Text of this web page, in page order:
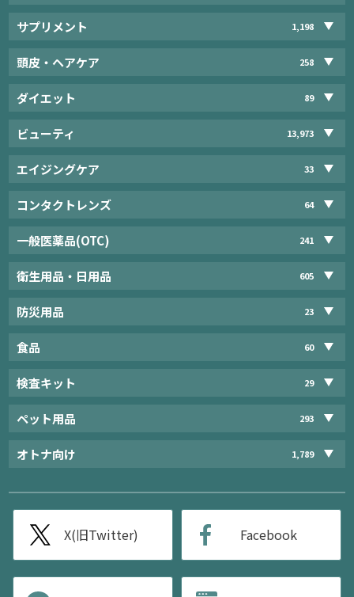
サプリメント 1,198
頭皮・ヘアケア 258
ダイエット 89
ビューティ 13,973
エイジングケア 33
コンタクトレンズ 64
一般医薬品(OTC) 241
衛生用品・日用品 605
防災用品 23
食品 60
検査キット 29
ペット用品 293
オトナ向け 1,789
X(旧Twitter) Facebook